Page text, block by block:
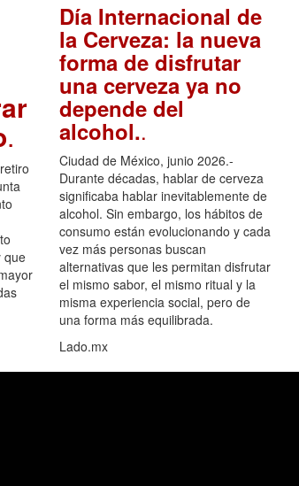
.
que
Día Internacional de
la Cerveza: la nueva
forma de disfrutar
una cerveza ya no
depende del
alcohol..
Ciudad de México, junio 2026.-
Durante décadas, hablar de cerveza
significaba hablar inevitablemente de
alcohol. Sin embargo, los hábitos de
consumo están evolucionando y cada
vez más personas buscan
alternativas que les permitan disfrutar
el mismo sabor, el mismo ritual y la
misma experiencia social, pero de
una forma más equilibrada.
Lado.mx